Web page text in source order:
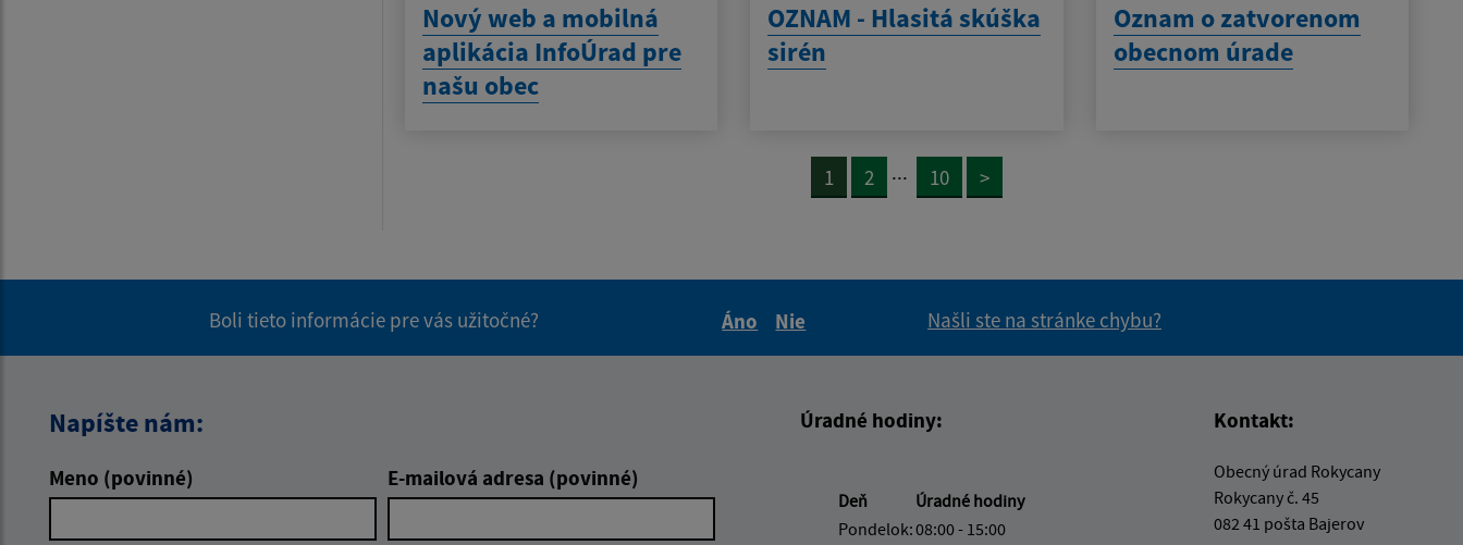
Nový web a mobilná
aplikácia InfoÚrad pre
našu obec
OZNAM - Hlasitá skúška
sirén
Oznam o zatvorenom
obecnom úrade
1 2 ... 10 >
Boli tieto informácie pre vás užitočné?
Áno
Nie
Našli ste na stránke chybu?
Napíšte nám:
Meno (povinné) E-mailová adresa (povinné)
Úradné hodiny:
Deň
Úradné hodiny
Pondelok:08:00 - 15:00
Kontakt:
Obecný úrad Rokycany
Rokycany č. 45
082 41 pošta Bajerov